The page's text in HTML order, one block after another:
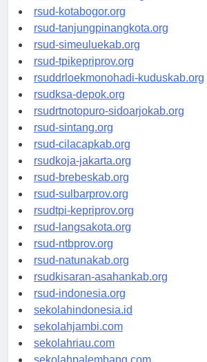
rsud-kotamakassar.org
rsud-kotabogor.org
rsud-tanjungpinangkota.org
rsud-simeuluekab.org
rsud-tpikepriprov.org
rsuddrloekmonohadi-kuduskab.org
rsudksa-depok.org
rsudrtnotopuro-sidoarjokab.org
rsud-sintang.org
rsud-cilacapkab.org
rsudkoja-jakarta.org
rsud-brebeskab.org
rsud-sulbarprov.org
rsudtpi-kepriprov.org
rsud-langsakota.org
rsud-ntbprov.org
rsud-natunakab.org
rsudkisaran-asahankab.org
rsud-indonesia.org
sekolahindonesia.id
sekolahjambi.com
sekolahriau.com